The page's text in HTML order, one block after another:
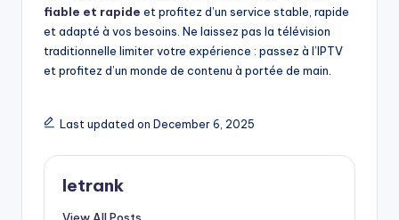
fiable et rapide et profitez d’un service stable, rapide
et adapté à vos besoins. Ne laissez pas la télévision
traditionnelle limiter votre expérience : passez à l’IPTV
et profitez d’un monde de contenu à portée de main.
Last updated on December 6, 2025
letrank